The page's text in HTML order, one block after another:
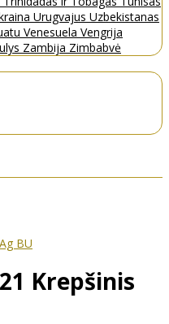
Urugvajus Uzbekistanas
Venesuela Vengrija
Zambija Zimbabvė
BU
Krepšinis